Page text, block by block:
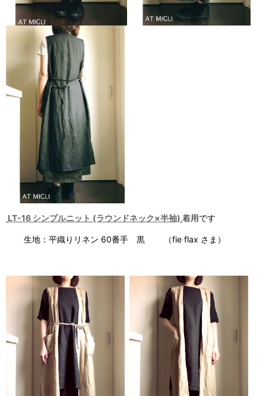
LT-16 シンプルニット (ラウンドネック×半袖) 着用です
生地：平織りリネン 60番手 黒 （fie flax さま）